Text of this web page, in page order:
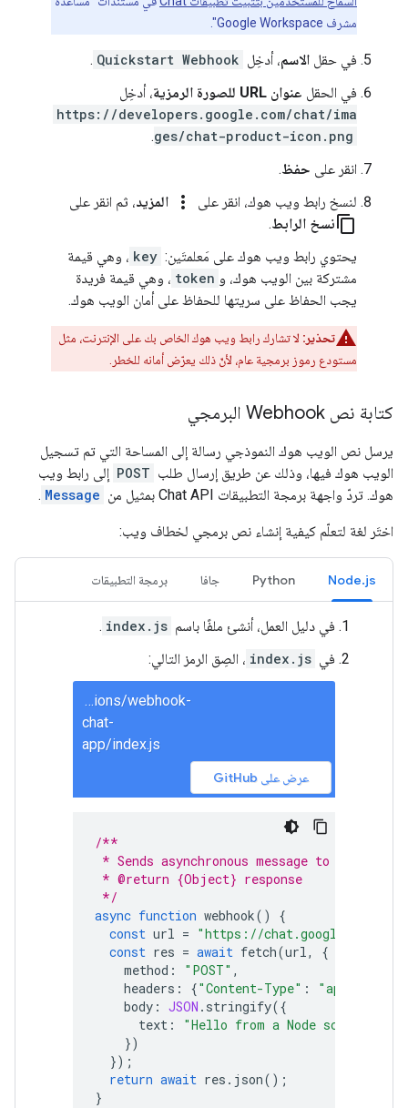
مشرف Google Workspace".
في حقل الاسم، أدخِل Quickstart Webhook
.
في الحقل عنوان URL للصورة الرمزية
، أدخِل
https://developers.google.com/chat/ima
ges/chat-product-icon.png
.
انقر على حفظ.
لنسخ رابط ويب هوك، انقر على
more_vert المزيد، ثم انقر على
content_copyنسخ الرابط.
يحتوي رابط ويب هوك على مَعلمتَين: key ، وهي قيمة
مشتركة بين الويب هوك، و token ، وهي قيمة فريدة
يجب الحفاظ على سريتها للحفاظ على أمان الويب هوك.
تحذير: لا تشارك رابط ويب هوك الخاص بك على الإنترنت، مثل
مستودع رموز برمجية عام، لأنّ ذلك يعرّض أمانه للخطر.
كتابة نص Webhook البرمجي
يرسل نص الويب هوك النموذجي رسالة إلى المساحة التي تم تسجيل
الويب هوك فيها، وذلك عن طريق إرسال طلب POST إلى رابط ويب
هوك. تردّ واجهة برمجة التطبيقات Chat API بمثيل من
Message
.
اختَر لغة لتعلّم كيفية إنشاء نص برمجي لخطاف ويب:
Node.js
Python جافا برمجة التطبيقات
في دليل العمل، أنشئ ملفًا باسم index.js
.
في index.js ، الصِق الرمز التالي:
solutions/webhook-
chat-
app/index.js
عرض على GitHub
/**
* Sends asynchronous message to Google
* @return {Object} response
*/
async function webhook()
{
const url = "https://chat.googleapis.com/
const res = await fetch(url,
{
method : "POST" ,
headers : {"Content-Type" :
body : JSON . stringify({
text :
"Hello from a Node script!"
})
});
return await res . json();
}